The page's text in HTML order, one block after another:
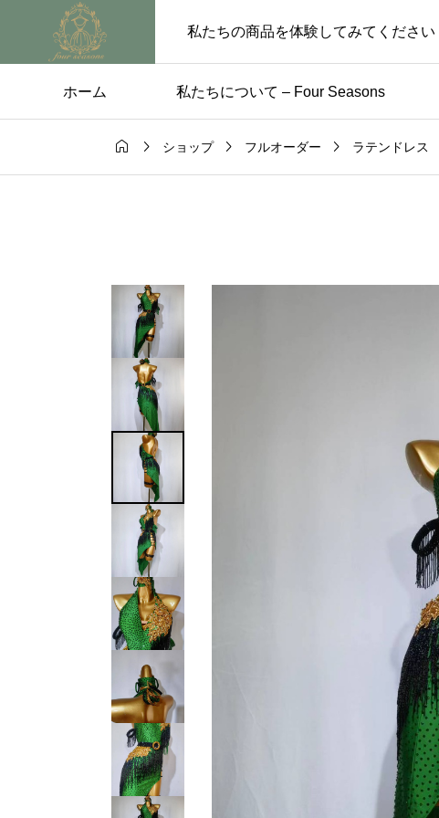
私たちの商品を体験してみてください
ホーム 私たちについて – Four Seasons
未分類
  ショップ  フルオーダー  ラテンドレス